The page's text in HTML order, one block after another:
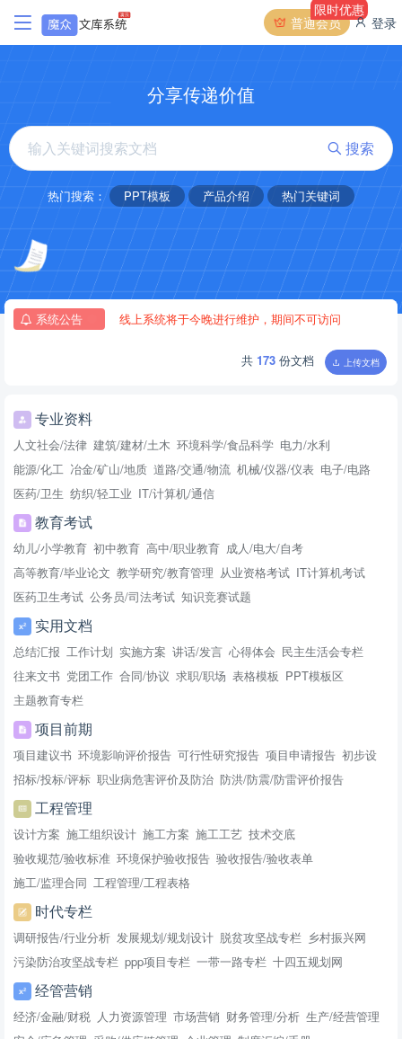
普通会员
限时优惠
登录
分享传递价值
搜索
热门搜索： PPT模板 产品介绍 热门关键词
系统公告
线上系统将于今晚进行维护，期间不可访问
2022-03-14
共 173 份文档 上传文档
专业资料
人文社会/法律 建筑/建材/土木 环境科学/食品科学 电力/水利
能源/化工 冶金/矿山/地质 道路/交通/物流 机械/仪器/仪表 电子/电路
医药/卫生 纺织/轻工业 IT/计算机/通信
教育考试
幼儿/小学教育 初中教育 高中/职业教育 成人/电大/自考
高等教育/毕业论文 教学研究/教育管理 从业资格考试 IT计算机考试
医药卫生考试 公务员/司法考试 知识竞赛试题
实用文档
总结汇报 工作计划 实施方案 讲话/发言 心得体会 民主生活会专栏
往来文书 党团工作 合同/协议 求职/职场 表格模板 PPT模板区
主题教育专栏
项目前期
项目建议书 环境影响评价报告 可行性研究报告 项目申请报告 初步设
招标/投标/评标 职业病危害评价及防治 防洪/防震/防雷评价报告
工程管理
设计方案 施工组织设计 施工方案 施工工艺 技术交底
验收规范/验收标准 环境保护验收报告 验收报告/验收表单
施工/监理合同 工程管理/工程表格
时代专栏
调研报告/行业分析 发展规划/规划设计 脱贫攻坚战专栏 乡村振兴网
污染防治攻坚战专栏 ppp项目专栏 一带一路专栏 十四五规划网
经管营销
经济/金融/财税 人力资源管理 市场营销 财务管理/分析 生产/经营管理